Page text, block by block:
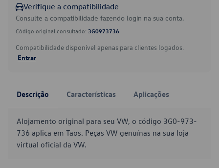
Verifique a compatibilidade
Consulte a compatibilidade fazendo login na sua conta.
Código original consultado: 3G0973736
Compatibilidade disponível apenas para clientes logados.
Entrar
Descrição Características Aplicações
Alojamento original para seu VW, o código 3G0-973-
736 aplica em Taos. Peças VW genuínas na sua loja
virtual oficial da VW.